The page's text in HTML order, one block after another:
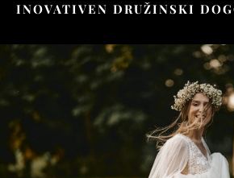
INOVATIVEN DRUŽINSKI